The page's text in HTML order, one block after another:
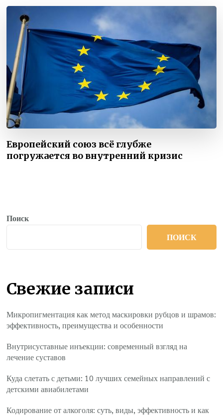
Европейский союз всё глубже
погружается во внутренний кризис
Поиск
ПОИСК
Свежие записи
Микропигментация как метод маскировки рубцов и шрамов:
эффективность, преимущества и особенности
Внутрисуставные инъекции: современный взгляд на
лечение суставов
Куда слетать с детьми: 10 лучших семейных направлений с
детскими авиабилетами
Кодирование от алкоголя: суть, виды, эффективность и как